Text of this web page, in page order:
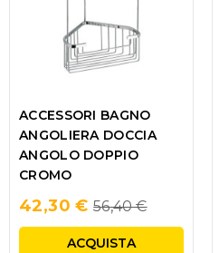
ACCESSORI BAGNO
ANGOLIERA DOCCIA
ANGOLO DOPPIO
CROMO
42,30 € Regular
price
56,40 €
ACQUISTA